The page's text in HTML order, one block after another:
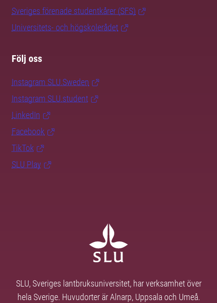
Sveriges förenade studentkårer (SFS)
Universitets- och högskolerådet
Följ oss
Instagram SLU.Sweden
Instagram SLU.student
LinkedIn
Facebook
TikTok
SLU Play
SLU, Sveriges lantbruksuniversitet, har verksamhet över
hela Sverige. Huvudorter är Alnarp, Uppsala och Umeå.